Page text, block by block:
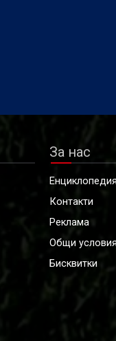
За нас
Енциклопедия
Контакти
Реклама
Общи условия
Бисквитки